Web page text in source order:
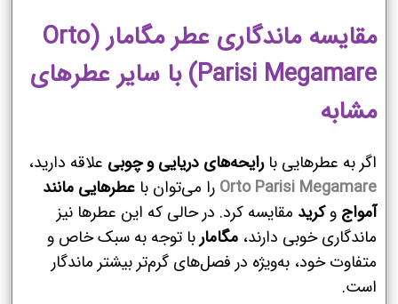
مقایسه ماندگاری عطر مگامار (Orto
Parisi Megamare) با سایر عطرهای
مشابه
اگر به عطرهایی بارایحه‌های دریایی و چوبی علاقه دارید،
Orto Parisi Megamare را می‌توان با عطرهایی مانند
آمواج وکرید مقایسه کرد. در حالی که این عطرها نیز
ماندگاری خوبی دارند، مگاماربا توجه به سبک خاص و
متفاوت خود، به‌ویژه در فصل‌های گرم‌تر بیشتر ماندگار
است.